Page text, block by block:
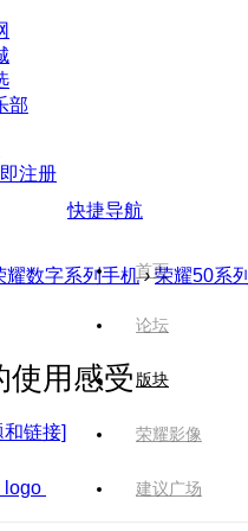
部
注册
快捷导航
首页
论坛
版块
荣耀影像
建议广场
耀数字系列手机 › 荣耀50系列
使用感受
链接]